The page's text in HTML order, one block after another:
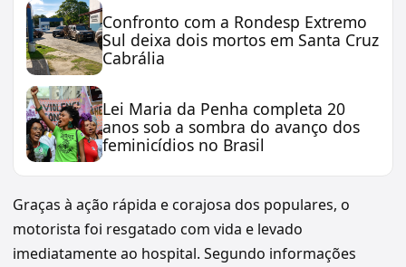
Confronto com a Rondesp Extremo
Sul deixa dois mortos em Santa Cruz
Cabrália
Lei Maria da Penha completa 20
anos sob a sombra do avanço dos
feminicídios no Brasil
Graças à ação rápida e corajosa dos populares, o
motorista foi resgatado com vida e levado
imediatamente ao hospital. Segundo informações